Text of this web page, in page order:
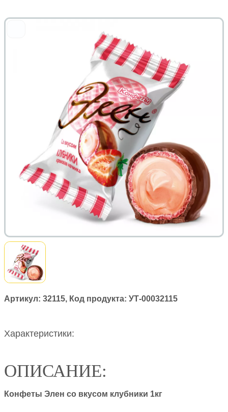
Артикул: 32115, Код продукта: УТ-00032115
Характеристики:
ОПИСАНИЕ:
Конфеты Элен со вкусом клубники 1кг